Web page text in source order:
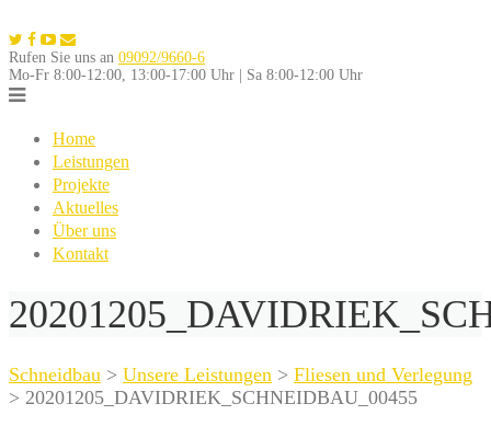
to
content
Rufen Sie uns an 09092/9660-6
Mo-Fr 8:00-12:00, 13:00-17:00 Uhr | Sa 8:00-12:00 Uhr
Home
Leistungen
Projekte
Aktuelles
Über uns
Kontakt
Schneidbau > Unsere Leistungen > Fliesen und Verlegung
> 20201205_DAVIDRIEK_SCHNEIDBAU_00455